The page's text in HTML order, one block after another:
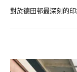
對於德田邨最深刻的